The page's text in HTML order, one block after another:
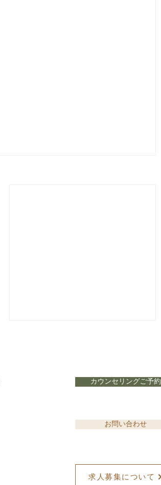
【雑誌Tarzan掲載】漢方特集
カウンセリングご予約
お問い合わせ
求人募集について